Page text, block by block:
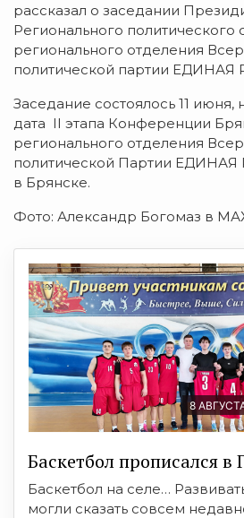
рассказал о заседании
Регионального политического
регионального отделения
политической партии ЕДИНАЯ
Заседание состоялось 11
дата II этапа Конференции
регионального отделения
политической Партии
в Брянске.
Фото: Александр Богомаз в
8
Баскетбол прописался в
Баскетбол на селе…
могли сказать совсем